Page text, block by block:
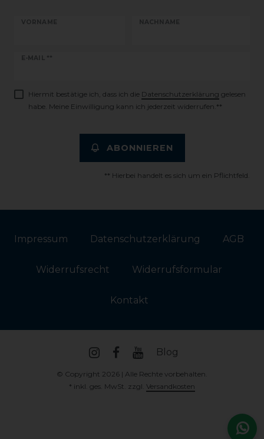
VORNAME NACHNAME
E-MAIL **
Newsletter
Hiermit bestätige ich, dass ich die Daten­schutz­erklärung gelesen
habe. Meine Einwilligung kann ich jederzeit widerrufen.**
ABONNIEREN
** Hierbei handelt es sich um ein Pflichtfeld.
Impressum Daten­schutz­erklärung AGB
Widerrufs­recht Widerrufs­formular
Kontakt
Blog
© Copyright 2026 | Alle Rechte vorbehalten.
* inkl. ges. MwSt. zzgl. Versandkosten